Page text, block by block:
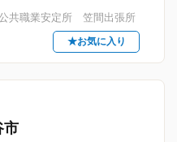
共職業安定所 笠間出張所
★お気に入り
市